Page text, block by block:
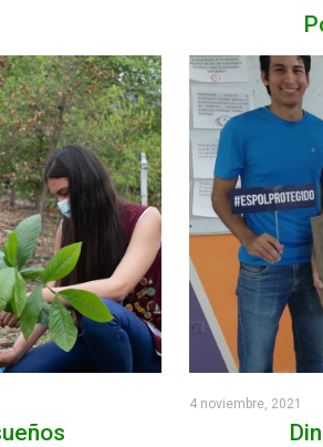
4 noviembre, 2021